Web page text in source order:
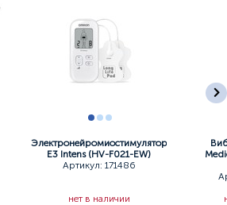
Электронейромиостимулятор
E3 Intens (HV-F021-EW)
Артикул: 171486
нет в наличии